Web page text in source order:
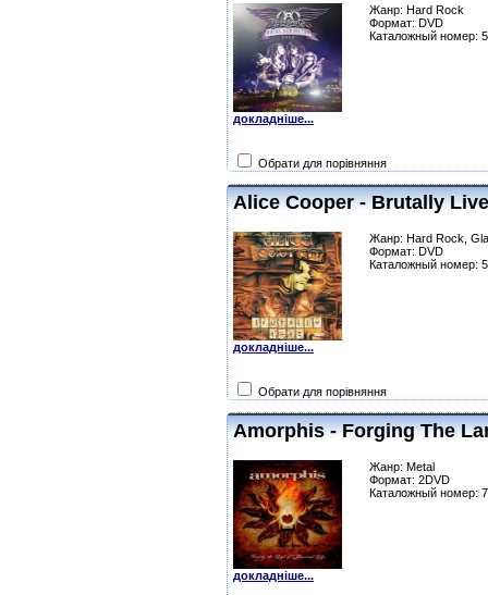
докладніше...
Жанр: Hard Rock
Формат: DVD
Каталожный номер:
Обрати для порівняння
Alice Cooper - Brutally
докладніше...
Жанр: Hard Rock,
Формат: DVD
Каталожный номер:
Обрати для порівняння
Amorphis - Forging The
докладніше...
Жанр: Metal
Формат: 2DVD
Каталожный номер: